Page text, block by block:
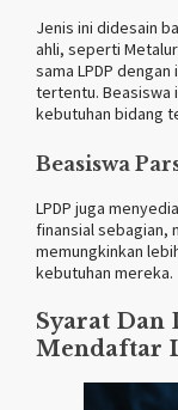
Jenis ini didesain
ahli, seperti
sama LPDP
tertentu. Beasiswa
kebutuhan bidang
Beasiswa
LPDP juga
finansial sebagian,
memungkinkan
kebutuhan mereka.
Syarat Dan
Mendaftar